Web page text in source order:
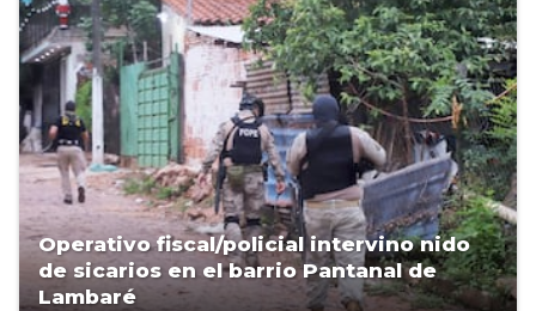
Operativo fiscal/policial intervino nido
de sicarios en el barrio Pantanal de
Lambaré